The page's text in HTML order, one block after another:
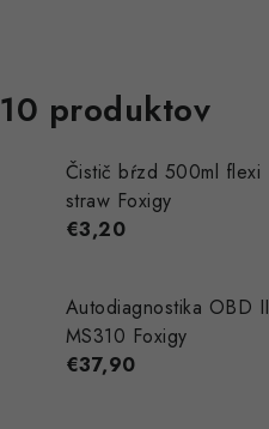
produktov
Čistič bŕzd 500ml flexi
straw Foxigy
€3,20
Autodiagnostika OBD II
MS310 Foxigy
€37,90